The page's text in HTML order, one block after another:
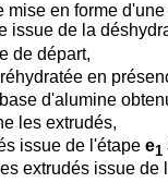
mise en forme
issue de la
de départ,
en
d'alumine
les extrudés,
issue de l'étape e1
extrudés issue de